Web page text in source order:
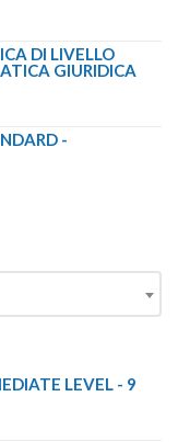
DI LIVELLO
GIURIDICA
-
LEVEL - 9